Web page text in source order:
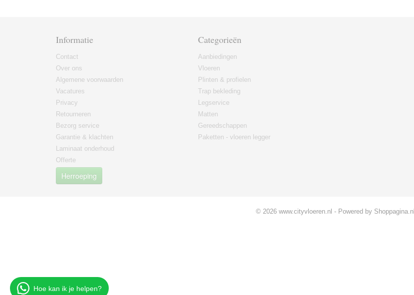
Informatie
Contact
Over ons
Algemene voorwaarden
Vacatures
Privacy
Retourneren
Bezorg service
Garantie & klachten
Laminaat onderhoud
Offerte
Herroeping
Categorieën
Aanbiedingen
Vloeren
Plinten & profielen
Trap bekleding
Legservice
Matten
Gereedschappen
Paketten - vloeren legger
© 2026 www.cityvloeren.nl - Powered by Shoppagina.nl
Hoe kan ik je helpen?